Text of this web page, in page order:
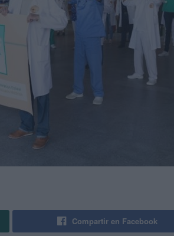
Compartir en Facebook